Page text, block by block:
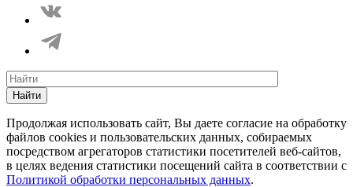
Найти
Продолжая использовать сайт, Вы даете согласие на обработку
файлов cookies и пользовательских данных, собираемых
посредством агрегаторов статистики посетителей веб-сайтов,
в целях ведения статистики посещений сайта в соответствии с
Политикой обработки персональных данных.